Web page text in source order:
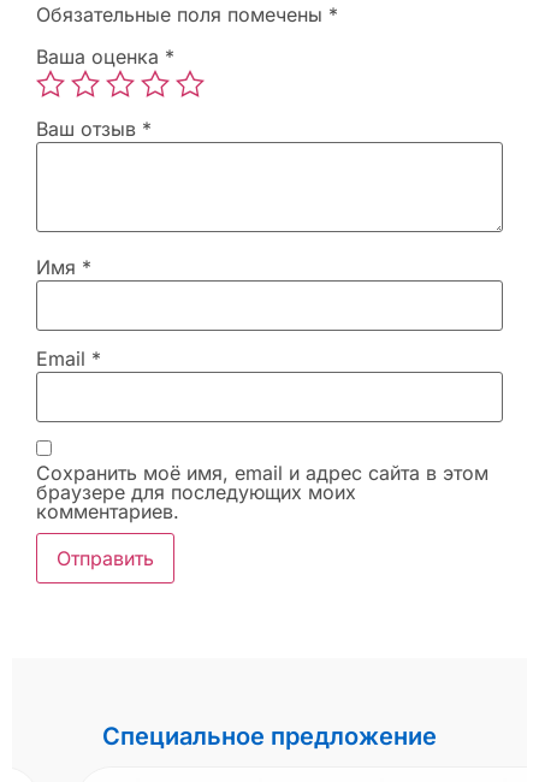
Обязательные поля помечены *
Ваша оценка *
Ваш отзыв *
Имя *
Email *
Сохранить моё имя, email и адрес сайта в этом
браузере для последующих моих
комментариев.
Специальное предложение